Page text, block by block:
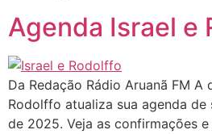
Agenda Israel e
Da Redação Rádio Aruanã FM A
Rodolffo atualiza sua agenda
de 2025. Veja as confirmações